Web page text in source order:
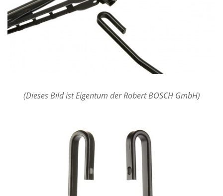
(Dieses Bild ist Eigentum der Robert BOSCH GmbH)